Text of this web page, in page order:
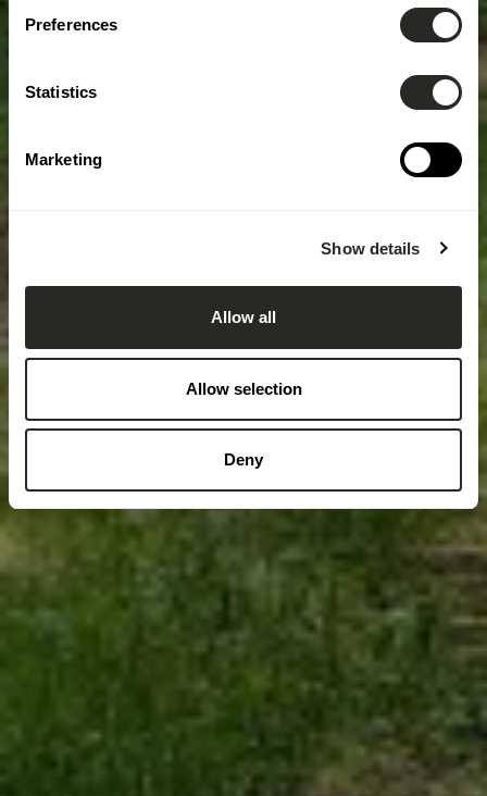
Preferences
Statistics
Marketing
Show details
Allow all
Allow selection
Deny